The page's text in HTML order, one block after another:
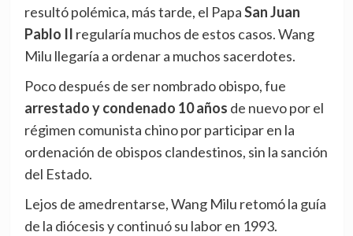
resultó polémica, más tarde, el PapaSan Juan
Pablo II regularía muchos de estos casos. Wang
Milu llegaría a ordenar a muchos sacerdotes.
Poco después de ser nombrado obispo, fue
arrestado y condenado 10 años de nuevo por el
régimen comunista chino por participar en la
ordenación de obispos clandestinos, sin la sanción
del Estado.
Lejos de amedrentarse, Wang Milu retomó la guía
de la diócesis y continuó su labor en 1993.